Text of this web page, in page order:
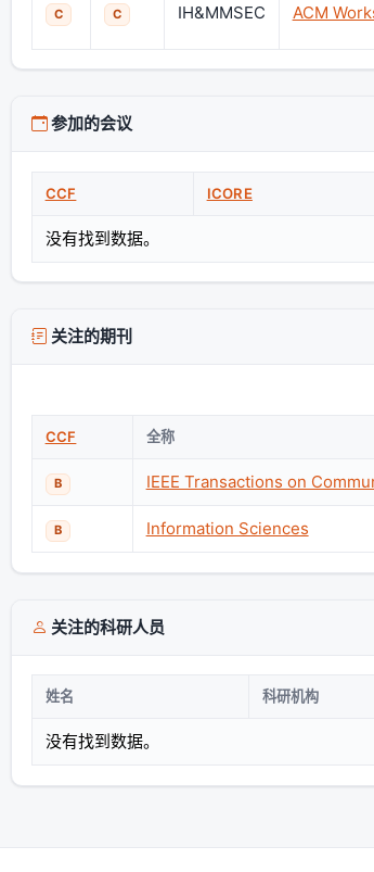
C C IH&MMSEC ACM
参加的会议
CCF ICORE
没有找到数据。
关注的期刊
CCF 全称
B IEEE Transactions on
B Information Sciences
关注的科研人员
姓名 科研机构
没有找到数据。